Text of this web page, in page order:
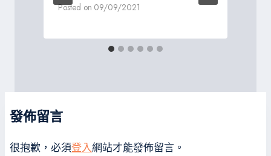
Posted on 09/09/2021
發佈留言
很抱歉，必須登入網站才能發佈留言。